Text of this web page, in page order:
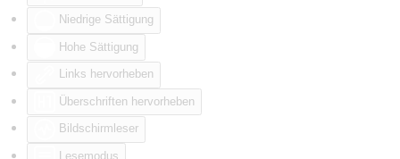
Niedrige Sättigung
Hohe Sättigung
Links hervorheben
Überschriften hervorheben
Bildschirmleser
Lesemodus